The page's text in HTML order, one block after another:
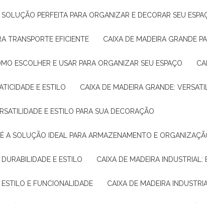
SOLUÇÃO PERFEITA PARA ORGANIZAR E DECORAR SEU
TRANSPORTE EFICIENTE CAIXA DE MADEIRA GRANDE
ESCOLHER E USAR PARA ORGANIZAR SEU ESPAÇO
E ESTILO CAIXA DE MADEIRA GRANDE:
E ESTILO PARA SUA DECORAÇÃO
É A SOLUÇÃO IDEAL PARA ARMAZENAMENTO E
DURABILIDADE E ESTILO CAIXA DE MADEIRA
ESTILO E FUNCIONALIDADE CAIXA DE MADEIRA